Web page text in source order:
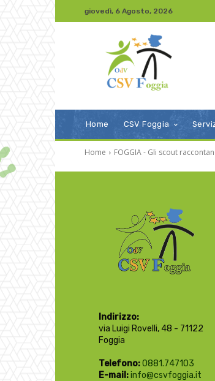
giovedì, 6 Agosto, 2026
Home CSV Foggia
Home FOGGIA - Gli scout
Indirizzo:
via Luigi Rovelli, 48 - 71122
Foggia
Telefono:0881.747103
E-mail:info@csvfoggia.it